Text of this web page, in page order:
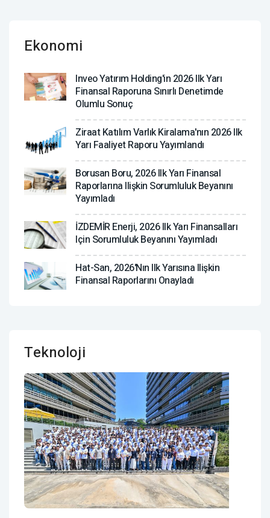
Ekonomi
Inveo Yatırım Holding'in 2026 Ilk Yarı
Finansal Raporuna Sınırlı Denetimde
Olumlu Sonuç
Ziraat Katılım Varlık Kiralama'nın 2026 Ilk
Yarı Faaliyet Raporu Yayımlandı
Borusan Boru, 2026 Ilk Yarı Finansal
Raporlarına Ilişkin Sorumluluk Beyanını
Yayımladı
İZDEMİR Enerji, 2026 Ilk Yarı Finansalları
Için Sorumluluk Beyanını Yayımladı
Hat-San, 2026'nın Ilk Yarısına Ilişkin
Finansal Raporlarını Onayladı
Teknoloji